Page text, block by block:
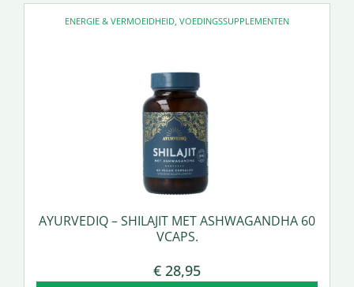
ENERGIE & VERMOEIDHEID VOEDINGSSUPPLEMENTEN
AYURVEDIQ – SHILAJIT MET ASHWAGANDHA 60
VCAPS.
€ 28,95